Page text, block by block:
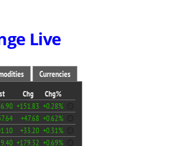
Live